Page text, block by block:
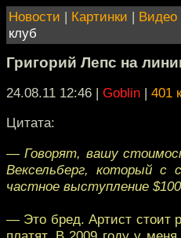
Новости | Картинки | Видео
клуб
Григорий Лепс на
24.08.11 12:46 | Goblin | 401
Цитата:
— Говорят, вашу
Вексельберг, который с
частное выступление
— Это бред. Артист стоит